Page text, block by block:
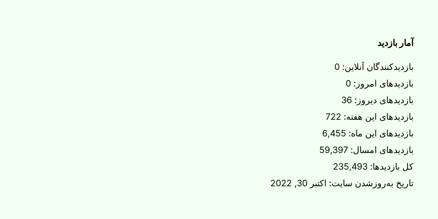
آمار بازدید
بازدیدکنندگان آنلاین: 0
بازدیدهای امروز: 0
بازدیدهای دیروز: 36
بازدیدهای این هفته: 722
بازدیدهای این ماه: 6,455
بازدیدهای امسال: 59,397
کل بازدیدها: 235,493
تاریخ به‌روزشدن سایت: اکتبر 30, 2022